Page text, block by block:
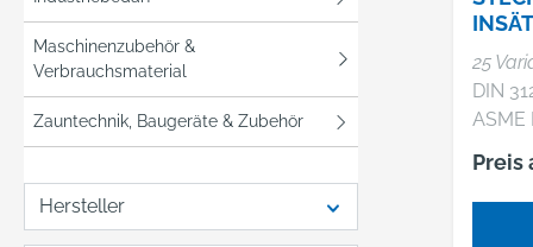
Maschinenzubehör &
Verbrauchsmaterial
Zauntechnik, Baugeräte & Zubehör
Hersteller
Abteil
3
25
DIN
ASME
EN
Preis